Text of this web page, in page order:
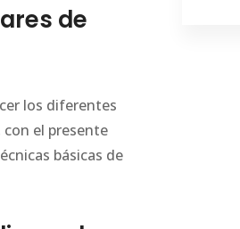
de
los diferentes
el presente
básicas de